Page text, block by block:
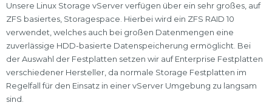
Unsere Linux Storage vServer verfügen über ein sehr großes, auf
ZFS basiertes, Storagespace. Hierbei wird ein ZFS RAID 10
verwendet, welches auch bei großen Datenmengen eine
zuverlässige HDD-basierte Datenspeicherung ermöglicht. Bei
der Auswahl der Festplatten setzen wir auf Enterprise Festplatten
verschiedener Hersteller, da normale Storage Festplatten im
Regelfall für den Einsatz in einer vServer Umgebung zu langsam
sind.